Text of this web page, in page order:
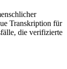
Transkription für
die verifizierte